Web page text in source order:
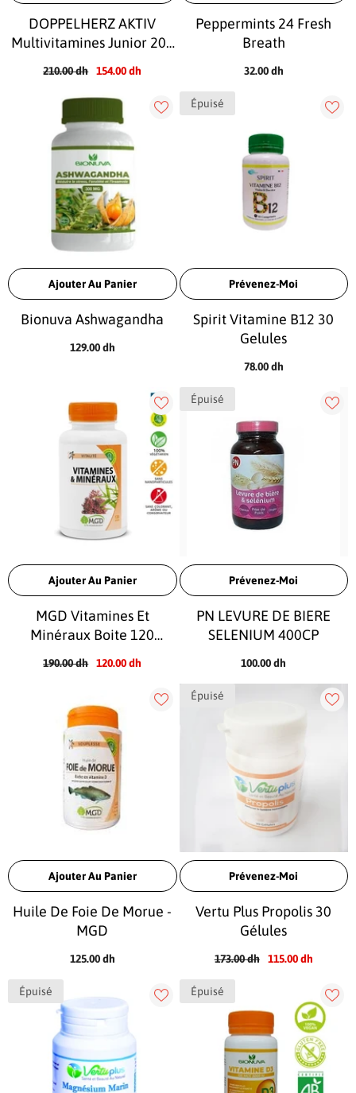
DOPPELHERZ AKTIV
Multivitamines Junior 200
210.00 dh 154.00 dh
Peppermints 24 Fresh
Breath
32.00 dh
Ajouter Au Panier
Bionuva Ashwagandha
129.00 dh
Épuisé
Prévenez-Moi
Spirit Vitamine B12 30
Gelules
78.00 dh
Ajouter Au Panier
MGD Vitamines Et
Minéraux Boite 120
190.00 dh 120.00 dh
Épuisé
Prévenez-Moi
PN LEVURE DE BIERE
SELENIUM 400CP
100.00 dh
Ajouter Au Panier
Huile De Foie De Morue -
MGD
125.00 dh
Épuisé
Prévenez-Moi
Vertu Plus Propolis 30
Gélules
173.00 dh 115.00 dh
Épuisé Épuisé